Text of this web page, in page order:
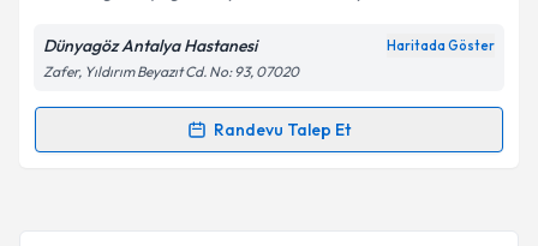
Dünyagöz Antalya Hastanesi Haritada Göster
Zafer, Yıldırım Beyazıt Cd. No: 93, 07020
Randevu Talep Et
Randevu Takvimi Talebi